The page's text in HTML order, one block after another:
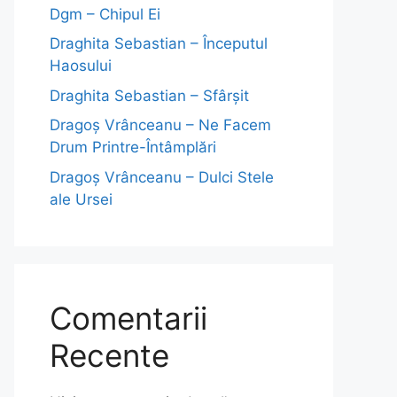
Dgm – Chipul Ei
Draghita Sebastian – Începutul
Haosului
Draghita Sebastian – Sfârșit
Dragoş Vrânceanu – Ne Facem
Drum Printre-Întâmplări
Dragoş Vrânceanu – Dulci Stele
ale Ursei
Comentarii
Recente